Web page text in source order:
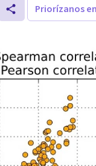
Priorízanos en